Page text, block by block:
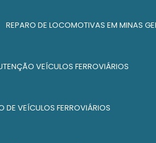
REPARO DE LOCOMOTIVAS EM MINAS
VEÍCULOS FERROVIÁRIOS
DE VEÍCULOS FERROVIÁRIOS
Manutenção de equipamento